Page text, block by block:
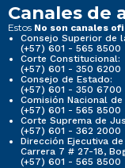
Canales de
Estos No son canales
Consejo Superior de
(+57) 601 - 565 8500
Corte Constitucional:
(+57) 601 - 350 6200
Consejo de Estado:
(+57) 601 - 350 6700
Comisión Nacional
(+57) 601 - 565 8500
Corte Suprema de
(+57) 601 - 362 2000
Dirección Ejecutiva
Carrera 7 # 27-18,
(+57) 601 - 565 8500